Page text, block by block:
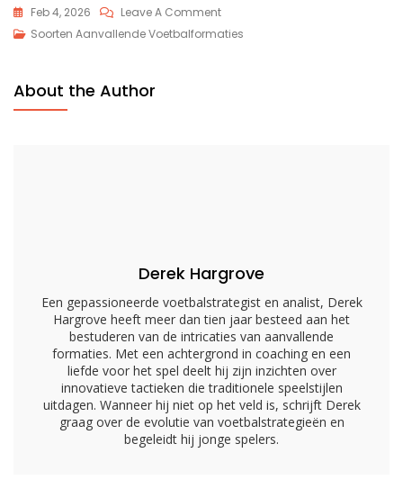
Feb 4, 2026 Leave A CommentOn
I
Soorten Aanvallende Voetbalformaties
About the Author
Derek Hargrove
Een gepassioneerde voetbalstrategist en analist, Derek
Hargrove heeft meer dan tien jaar besteed aan het
bestuderen van de intricaties van aanvallende
formaties. Met een achtergrond in coaching en een
liefde voor het spel deelt hij zijn inzichten over
innovatieve tactieken die traditionele speelstijlen
uitdagen. Wanneer hij niet op het veld is, schrijft Derek
graag over de evolutie van voetbalstrategieën en
begeleidt hij jonge spelers.